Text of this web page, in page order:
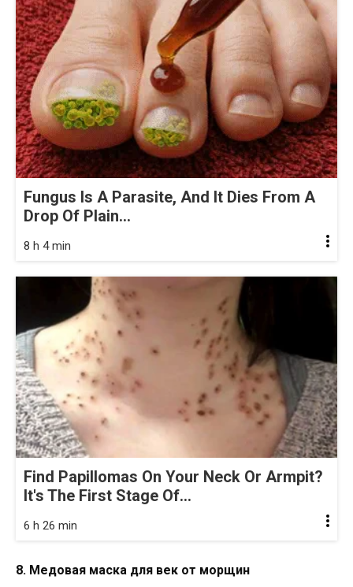
Fungus Is A Parasite, And It Dies From A
Drop Of Plain...
8 h 4 min
Find Papillomas On Your Neck Or Armpit?
It's The First Stage Of...
6 h 26 min
8. Медовая маска для век от морщин